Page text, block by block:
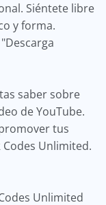
Siéntete libre
y forma.
saber sobre
de YouTube.
tus
Unlimited.
Unlimited